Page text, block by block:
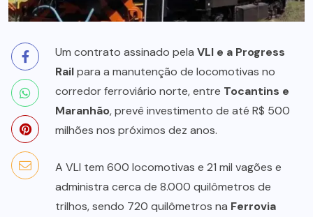
Um contrato assinado pela VLI e a Progress
Railpara a manutenção de locomotivas no
corredor ferroviário norte, entre Tocantins e
Maranhão, prevê investimento de até R$ 500
milhões nos próximos dez anos.
A VLI tem 600 locomotivas e 21 mil vagões e
administra cerca de 8.000 quilômetros de
trilhos, sendo 720 quilômetros na Ferrovia